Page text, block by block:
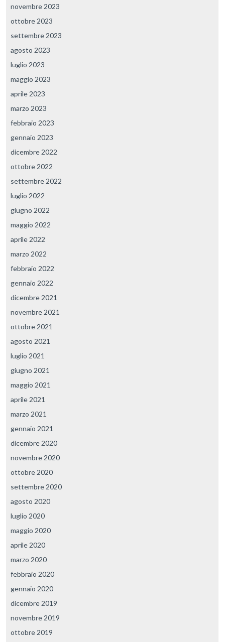
novembre 2023
ottobre 2023
settembre 2023
agosto 2023
luglio 2023
maggio 2023
aprile 2023
marzo 2023
febbraio 2023
gennaio 2023
dicembre 2022
ottobre 2022
settembre 2022
luglio 2022
giugno 2022
maggio 2022
aprile 2022
marzo 2022
febbraio 2022
gennaio 2022
dicembre 2021
novembre 2021
ottobre 2021
agosto 2021
luglio 2021
giugno 2021
maggio 2021
aprile 2021
marzo 2021
gennaio 2021
dicembre 2020
novembre 2020
ottobre 2020
settembre 2020
agosto 2020
luglio 2020
maggio 2020
aprile 2020
marzo 2020
febbraio 2020
gennaio 2020
dicembre 2019
novembre 2019
ottobre 2019